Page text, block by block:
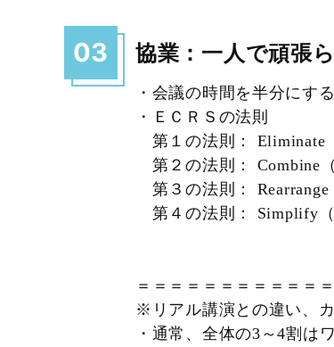
03 協業：一人で頑張
・会議の時間を半分にす
・ＥＣＲＳの法則
第１の法則： Eliminate
第２の法則： Combine（
第３の法則： Rearrange
第４の法則： Simplify（
＝＝＝＝＝＝＝＝＝＝＝
※リアル講演との違い、
・通常、全体の3～4割